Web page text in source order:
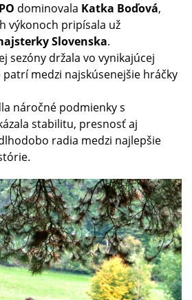
dominovala Katka Boďová,
výkonoch pripísala už
Slovenska.
sezóny držala vo vynikajúcej
medzi najskúsenejšie hráčky
náročné podmienky s
stabilitu, presnosť aj
radia medzi najlepšie